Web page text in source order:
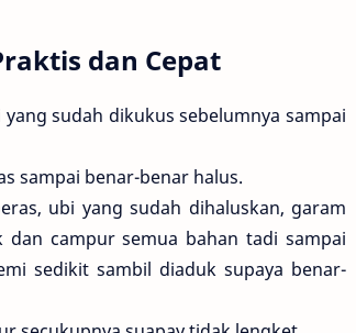
dan Cepat
sudah dikukus sebelumnya sampai
sampai benar-benar halus.
ubi yang sudah dihaluskan, garam
campur semua bahan tadi sampai
sedikit sambil diaduk supaya benar-